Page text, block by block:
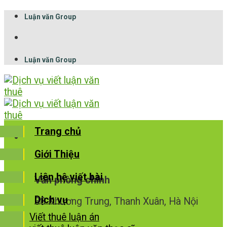
Skip
content
Luận văn Group
Luận văn Group
Văn phòng chính
38 Khương Trung, Thanh Xuân, Hà Nội
Trang chủ
Giới Thiệu
Liên hệ viết bài
Dịch vụ
Viết thuê luận án